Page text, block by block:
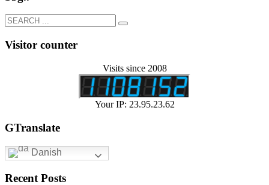
Visitor counter
Visits since 2008
Your IP: 23.95.23.62
GTranslate
Danish
Recent Posts